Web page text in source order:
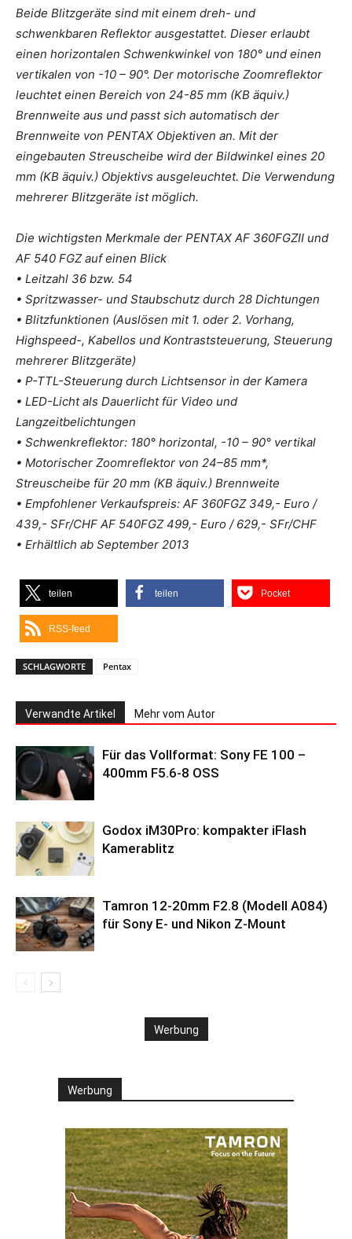
Beide Blitzgeräte sind mit einem dreh- und
schwenkbaren Reflektor ausgestattet. Dieser erlaubt
einen horizontalen Schwenkwinkel von 180° und einen
vertikalen von -10 – 90°. Der motorische Zoomreflektor
leuchtet einen Bereich von 24-85 mm (KB äquiv.)
Brennweite aus und passt sich automatisch der
Brennweite von PENTAX Objektiven an. Mit der
eingebauten Streuscheibe wird der Bildwinkel eines 20
mm (KB äquiv.) Objektivs ausgeleuchtet. Die Verwendung
mehrerer Blitzgeräte ist möglich.
Die wichtigsten Merkmale der PENTAX AF 360FGZII und
AF 540 FGZ auf einen Blick
• Leitzahl 36 bzw. 54
• Spritzwasser- und Staubschutz durch 28 Dichtungen
• Blitzfunktionen (Auslösen mit 1. oder 2. Vorhang,
Highspeed-, Kabellos und Kontraststeuerung, Steuerung
mehrerer Blitzgeräte)
• P-TTL-Steuerung durch Lichtsensor in der Kamera
• LED-Licht als Dauerlicht für Video und
Langzeitbelichtungen
• Schwenkreflektor: 180° horizontal, -10 – 90° vertikal
• Motorischer Zoomreflektor von 24–85 mm*,
Streuscheibe für 20 mm (KB äquiv.) Brennweite
• Empfohlener Verkaufspreis: AF 360FGZ 349,- Euro /
439,- SFr/CHF AF 540FGZ 499,- Euro / 629,- SFr/CHF
• Erhältlich ab September 2013
teilen teilen Pocket
RSS-feed
SCHLAGWORTE Pentax
Verwandte Artikel Mehr vom Autor
Für das Vollformat: Sony FE 100 –
400mm F5.6-8 OSS
Godox iM30Pro: kompakter iFlash
Kamerablitz
Tamron 12-20mm F2.8 (Modell A084)
für Sony E- und Nikon Z-Mount
Werbung
Werbung